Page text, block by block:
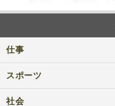
仕事
スポーツ
社会